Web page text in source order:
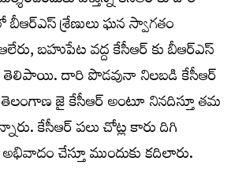
శ్రేణులు ఘన స్వాగతం
బహుపేట వద్ద కేసీఆర్ కు బీఆర్ఎస్
తెలిపాయి. దారి పొడవునా నిలబడి కేసీఆర్
జై కేసీఆర్ అంటూ నినదిస్తూ తమ
కేసీఆర్ పలు చోట్ల కారు దిగి
అభివాదం చేస్తూ ముందుకు కదిలారు.